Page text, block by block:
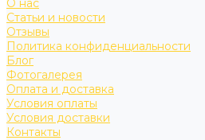
О нас
Статьи и новости
Отзывы
Политика конфиденциальности
Блог
Фотогалерея
Оплата и доставка
Условия оплаты
Условия доставки
Контакты